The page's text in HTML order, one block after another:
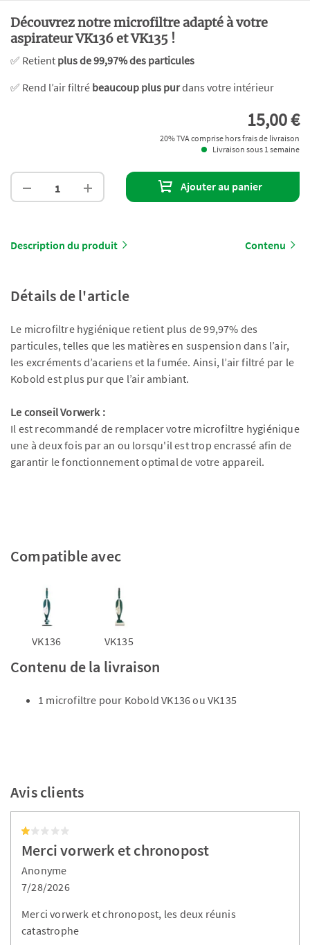
Découvrez notre microfiltre adapté à votre
aspirateur VK136 et VK135 !
✅ Retient plus de 99,97% des particules
✅ Rend l’air filtré beaucoup plus purdans votre intérieur
15,00 €
20% TVA comprise hors frais de livraison
Livraison sous 1 semaine
Ajouter au panier
Description du produit Contenu
Détails de l'article
Le microfiltre hygiénique retient plus de 99,97% des
particules, telles que les matières en suspension dans l’air,
les excréments d’acariens et la fumée. Ainsi, l’air filtré par le
Kobold est plus pur que l’air ambiant.
Le conseil Vorwerk :
Il est recommandé de remplacer votre microfiltre hygiénique
une à deux fois par an ou lorsqu'il est trop encrassé afin de
garantir le fonctionnement optimal de votre appareil.
Compatible avec
VK136 VK135
Contenu de la livraison
1 microfiltre pour Kobold VK136 ou VK135
Avis clients
Merci vorwerk et chronopost
Anonyme
7/28/2026
Merci vorwerk et chronopost, les deux réunis
catastrophe